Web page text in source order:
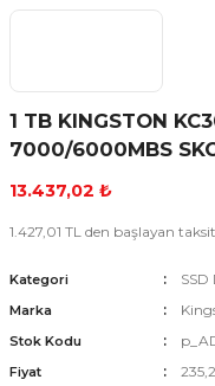
1 TB KINGSTON
7000/6000MBS
13.437,02 ₺
1.427,01 TL den başlayan
Kategori SSD
Marka
Stok Kodu
Fiyat